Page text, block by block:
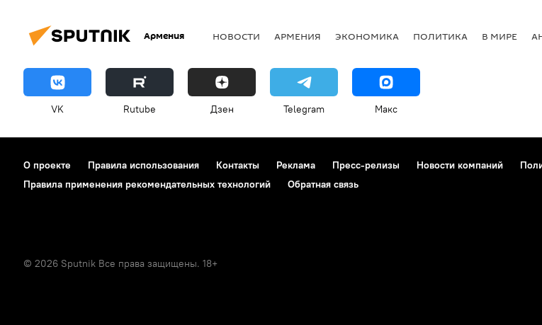
Армения НОВОСТИ АРМЕНИЯ ЭКОНОМИКА ПОЛИТИКА В МИРЕ
VK Rutube Дзен Telegram Макс
О проекте Правила использования Контакты Реклама Пресс-релизы Новости компаний
Правила применения рекомендательных технологий
Обратная связь
© 2026 Sputnik Все права защищены. 18+